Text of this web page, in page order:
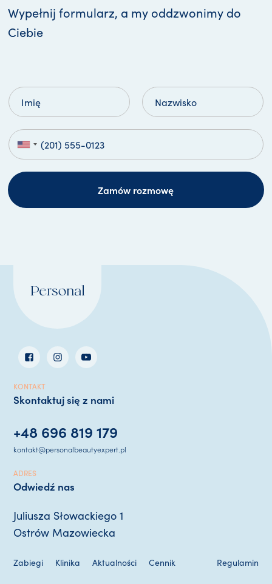
Wypełnij formularz, a my oddzwonimy do
Ciebie
Zamów rozmowę
KONTAKT
Skontaktuj się z nami
+48 696 819 179
kontakt@personalbeautyexpert.pl
ADRES
Odwiedź nas
Juliusza Słowackiego 1
Ostrów Mazowiecka
Zabiegi Klinika Aktualności Cennik Regulamin